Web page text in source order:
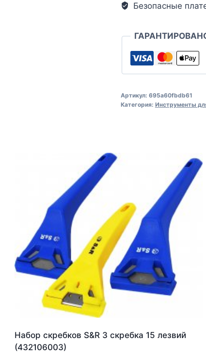
Безопасные
Артикул: 695a60fbdb61
Категория: Инструменты
Набор скребков S&R 3 скребка 15 лезвий
(432106003)